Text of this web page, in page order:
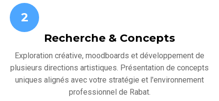
2
Recherche & Concepts
Exploration créative, moodboards et développement de
plusieurs directions artistiques. Présentation de concepts
uniques alignés avec votre stratégie et l'environnement
professionnel de Rabat.